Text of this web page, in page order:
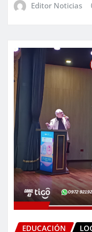
Editor Noticias
EDUCACIÓN